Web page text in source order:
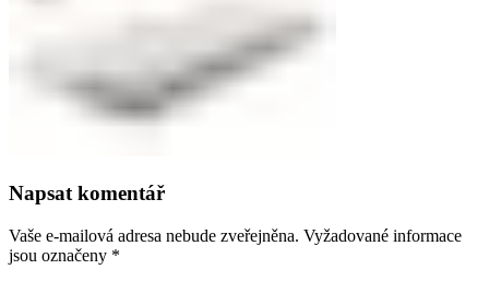
Napsat komentář
Vaše e-mailová adresa nebude zveřejněna. Vyžadované informace
jsou označeny *